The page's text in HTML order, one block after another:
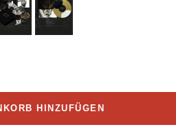
HINZUFÜGEN